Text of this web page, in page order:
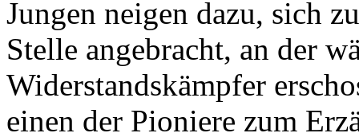
Jungen neigen dazu, sich
Stelle angebracht, an der
Widerstandskämpfer
einen der Pioniere zum